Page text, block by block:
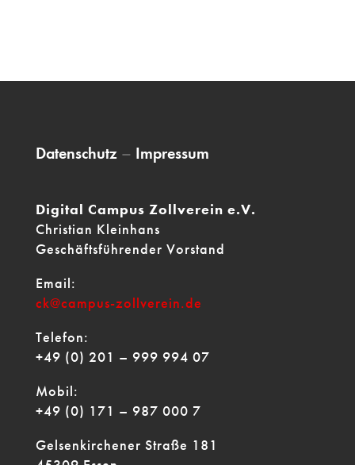
Datenschutz– Impressum
Digital Campus Zollverein e.V.
Christian Kleinhans
Geschäftsführender Vorstand
Email:
ck@campus-zollverein.de
Telefon:
+49 (0) 201 – 999 994 07
Mobil:
+49 (0) 171 – 987 000 7
Gelsenkirchener Straße 181